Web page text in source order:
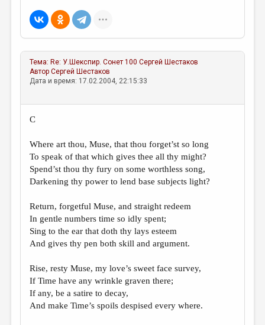
МАЛАЯ ПРОЗА
ЭССЕИСТИКА
ЛИТЕРАТУРОВЕДЕНИЕ
ЦИКЛЫ ПУБЛИКАЦИЙ
ТРЕДИАКОВСКИЙ
ВКОНТАКТЕ
Тема: Re: У.Шекспир. Сонет 100 Сергей Шестаков
АвторСергей Шестаков
Дата и время: 17.02.2004, 22:15:33
C
Where art thou, Muse, that thou forget’st so long
To speak of that which gives thee all thy might?
Spend’st thou thy fury on some worthless song,
Darkening thy power to lend base subjects light?
Return, forgetful Muse, and straight redeem
In gentle numbers time so idly spent;
Sing to the ear that doth thy lays esteem
And gives thy pen both skill and argument.
Rise, resty Muse, my love’s sweet face survey,
If Time have any wrinkle graven there;
If any, be a satire to decay,
And make Time’s spoils despised every where.